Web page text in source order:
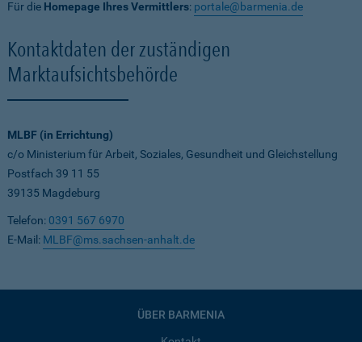
Für die Homepage Ihres Vermittlers: portale@barmenia.de
Kontaktdaten der zuständigen
Marktaufsichtsbehörde
MLBF (in Errichtung)
c/o Ministerium für Arbeit, Soziales, Gesundheit und Gleichstellung
Postfach 39 11 55
39135 Magdeburg
Telefon: 0391 567 6970
E-Mail: MLBF@ms.sachsen-anhalt.de
ÜBER BARMENIA